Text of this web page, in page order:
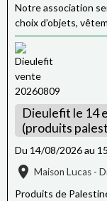
Notre association
choix d’objets,
Dieulefit le 14
(produits
Du 14/08/2026au
Maison Lucas -
Produits de